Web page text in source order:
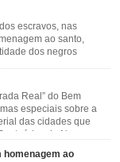
artesãos,
escravos, nas
ao santo,
dos negros
alto da festa de
Real” do Bem
especiais sobre a
das cidades que
de Nossa
Aparecida (SP)
homenagem ao